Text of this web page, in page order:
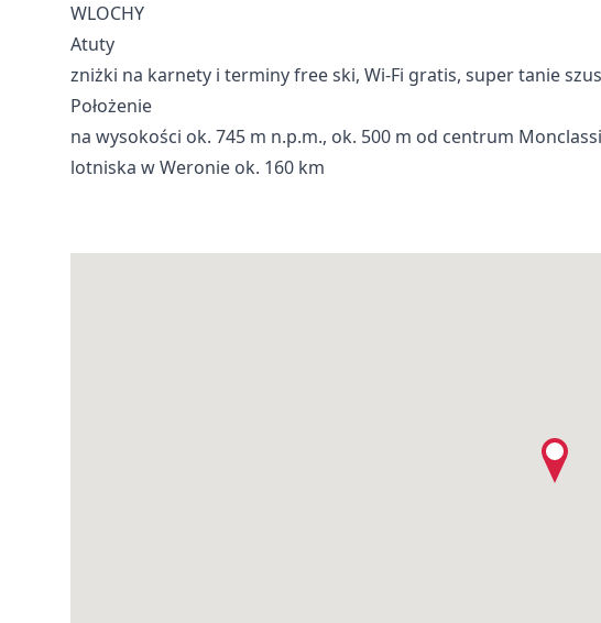
WLOCHY
Atuty
zniżki na karnety i terminy free ski, Wi-Fi gratis, super tanie
Położenie
na wysokości ok. 745 m n.p.m., ok. 500 m od centrum
lotniska w Weronie ok. 160 km